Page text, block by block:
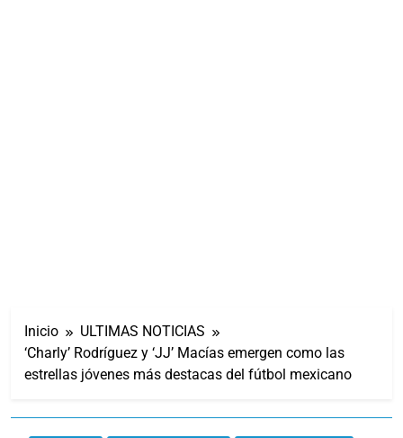
Inicio
ULTIMAS NOTICIAS
‘Charly’ Rodríguez y ‘JJ’ Macías emergen como las
estrellas jóvenes más destacas del fútbol mexicano